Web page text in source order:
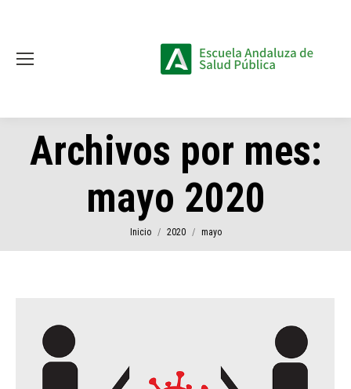
Archivos por mes:
mayo 2020
Estás aquí:
Inicio 2020 mayo